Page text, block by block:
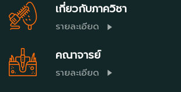
เกี่ยวกับภาควิชา
รายละเอียด
คณาจารย์
รายละเอียด